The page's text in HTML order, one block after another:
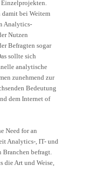
damit bei Weitem
Analytics-
Nutzen
Befragten sogar
sollte sich
analytische
zunehmend zur
Bedeutung
dem Internet of
Need for an
Analytics-, IT- und
Branchen befragt.
die Art und Weise,